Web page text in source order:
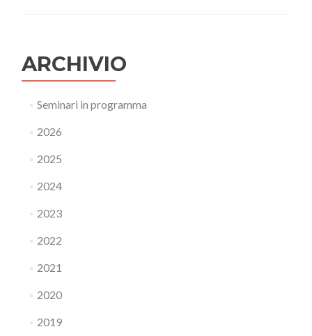
ARCHIVIO
Seminari in programma
2026
2025
2024
2023
2022
2021
2020
2019